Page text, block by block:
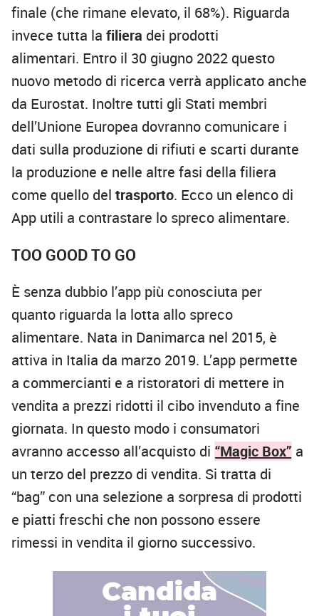
finale (che rimane elevato, il 68%). Riguarda
invece tutta la filiera dei prodotti
alimentari. Entro il 30 giugno 2022 questo
nuovo metodo di ricerca verrà applicato anche
da Eurostat. Inoltre tutti gli Stati membri
dell’Unione Europea dovranno comunicare i
dati sulla produzione di rifiuti e scarti durante
la produzione e nelle altre fasi della filiera
come quello del trasporto. Ecco un elenco di
App utili a contrastare lo spreco alimentare.
TOO GOOD TO GO
È senza dubbio l’app più conosciuta per
quanto riguarda la lotta allo spreco
alimentare. Nata in Danimarca nel 2015, è
attiva in Italia da marzo 2019. L’app permette
a commercianti e a ristoratori di mettere in
vendita a prezzi ridotti il cibo invenduto a fine
giornata. In questo modo i consumatori
avranno accesso all’acquisto di “Magic Box” a
un terzo del prezzo di vendita. Si tratta di
“bag” con una selezione a sorpresa di prodotti
e piatti freschi che non possono essere
rimessi in vendita il giorno successivo.